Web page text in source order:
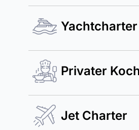
Yachtcharter
Privater Koch
Jet Charter